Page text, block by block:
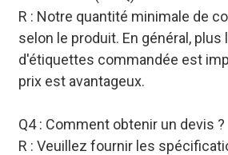
R : Notre quantité minimale de
selon le produit. En général, plus
d'étiquettes commandée est
prix est avantageux.
Q4 : Comment obtenir un devis ?
R : Veuillez fournir les